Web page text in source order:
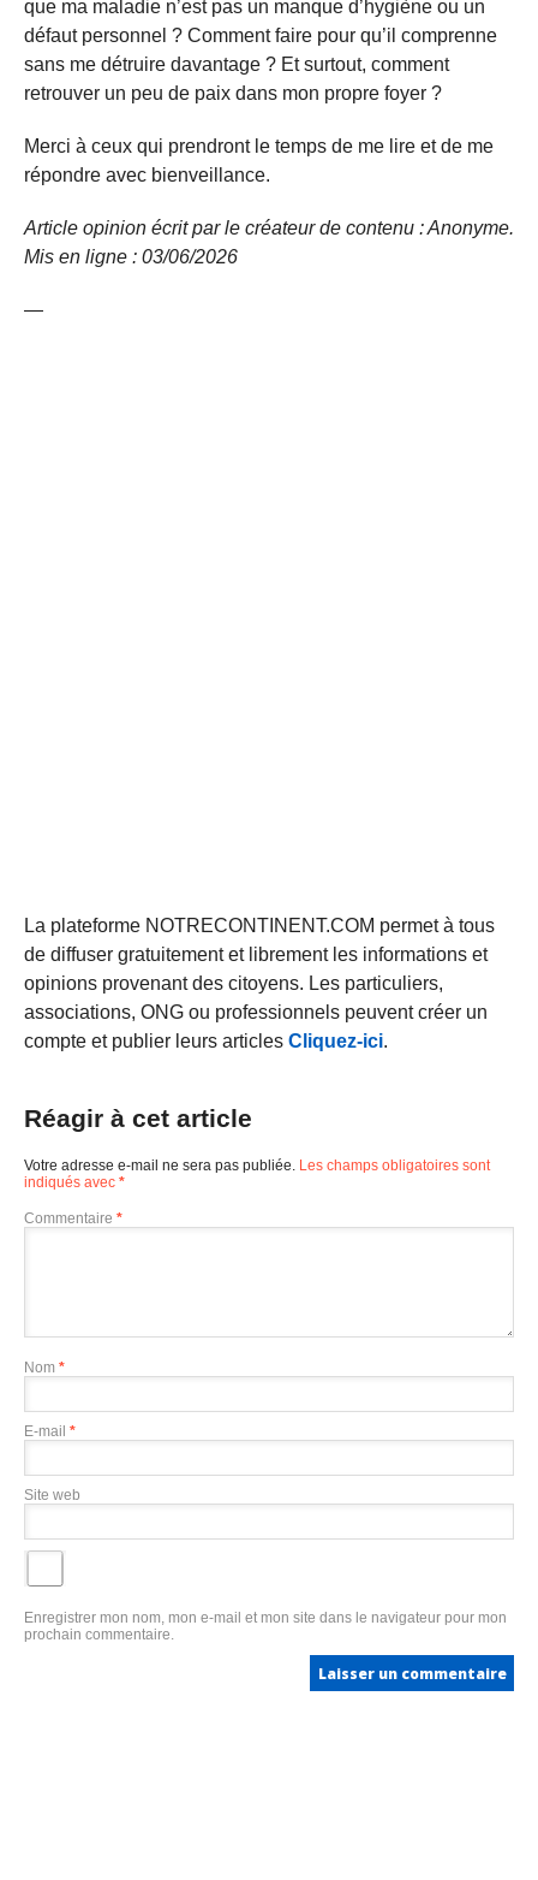
que ma maladie n’est pas un manque d’hygiène ou un
défaut personnel ? Comment faire pour qu’il comprenne
sans me détruire davantage ? Et surtout, comment
retrouver un peu de paix dans mon propre foyer ?
Merci à ceux qui prendront le temps de me lire et de me
répondre avec bienveillance.
Article opinion écrit par le créateur de contenu : Anonyme.
Mis en ligne : 03/06/2026
—
La plateforme NOTRECONTINENT.COM permet à tous
de diffuser gratuitement et librement les informations et
opinions provenant des citoyens. Les particuliers,
associations, ONG ou professionnels peuvent créer un
compte et publier leurs articles Cliquez-ici.
Réagir à cet article
Votre adresse e-mail ne sera pas publiée. Les champs obligatoires sont
indiqués avec *
Commentaire *
Nom *
E-mail *
Site web
Enregistrer mon nom, mon e-mail et mon site dans le navigateur pour mon
prochain commentaire.